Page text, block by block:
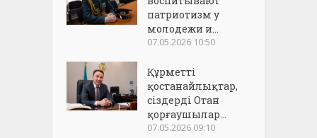
патриотизм у
молодежи и...
07.05.2026 10:50
Құрметті
қостанайлықтар,
сіздерді Отан
қорғаушылар...
07.05.2026 09:10